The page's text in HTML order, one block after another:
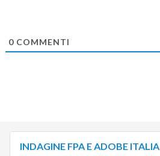
0COMMENTI
INDAGINE FPA E ADOBE ITALIA